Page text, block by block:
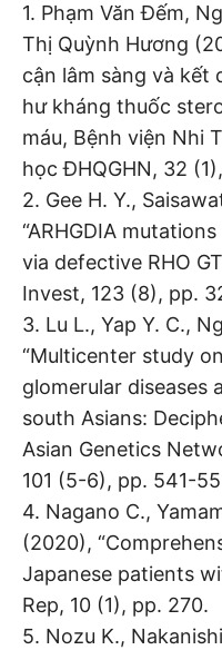
1. Phạm Văn Đếm,
Thị Quỳnh Hương
cận lâm sàng và kết
hư kháng thuốc
máu, Bệnh viện Nhi
học ĐHQGHN, 32
2. Gee H. Y.,
“ARHGDIA
via defective RHO
Invest, 123 (8), pp.
3. Lu L., Yap Y. C.,
“Multicenter study
glomerular diseases
south Asians:
Asian Genetics
101 (5-6), pp. 541-
4. Nagano C.,
(2020),
Japanese patients
Rep, 10 (1), pp. 270.
5. Nozu K.,